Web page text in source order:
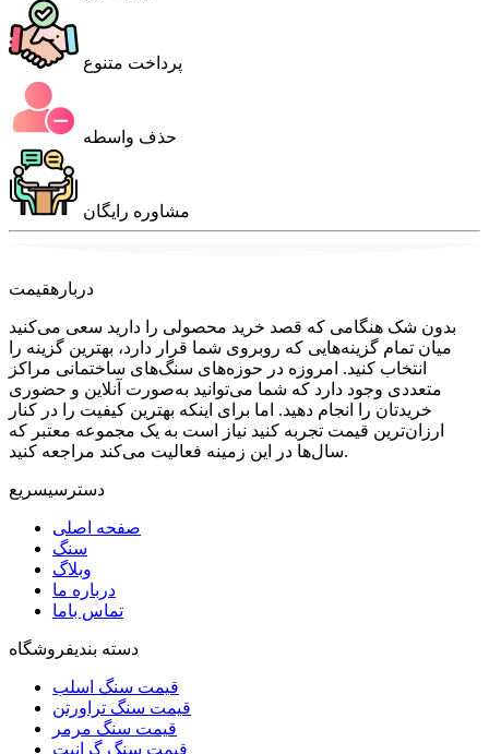
پرداخت متنوع
حذف واسطه
مشاوره رایگان
دربارهقیمت
بدون شک هنگامی که قصد خرید محصولی را دارید سعی می‌کنید
میان تمام گزینه‌هایی که روبروی شما قرار دارد، بهترین گزینه را
انتخاب کنید. امروزه در حوزه‌های سنگ‌های ساختمانی مراکز
متعددی وجود دارد که شما می‌توانید به‌صورت آنلاین و حضوری
خریدتان را انجام دهید. اما برای اینکه بهترین کیفیت را در کنار
ارزان‌ترین قیمت تجربه کنید نیاز است به یک مجموعه معتبر که
سال‌ها در این زمینه فعالیت می‌کند مراجعه کنید.
دسترسیسریع
صفحه اصلی
سنگ
وبلاگ
درباره ما
تماس باما
دسته بندیفروشگاه
قیمت سنگ اسلب
قیمت سنگ تراورتن
قیمت سنگ مرمر
قیمت سنگ گرانیت